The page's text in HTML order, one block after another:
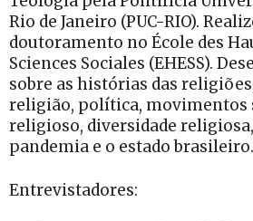
Rio de Janeiro (PUC-RIO).
doutoramento no École des
Sciences Sociales (EHESS).
sobre as histórias das
religião, política, movimentos
religioso, diversidade
pandemia e o estado brasileiro.
Entrevistadores: